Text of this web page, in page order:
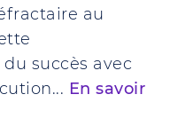
au
succès avec
En savoir